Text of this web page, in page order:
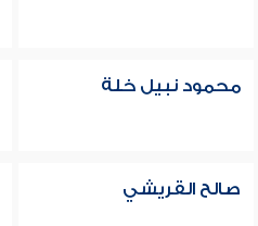
محمود نبيل خلة
صالح القريشي